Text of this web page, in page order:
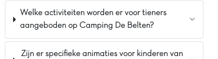
Welke activiteiten worden er voor tieners
aangeboden op Camping De Belten?
Zijn er specifieke animaties voor kinderen van